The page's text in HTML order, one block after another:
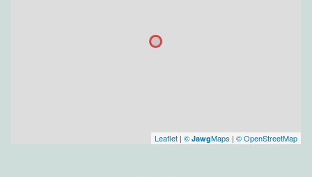
Leaflet | © JawgMaps | © OpenStreetMap